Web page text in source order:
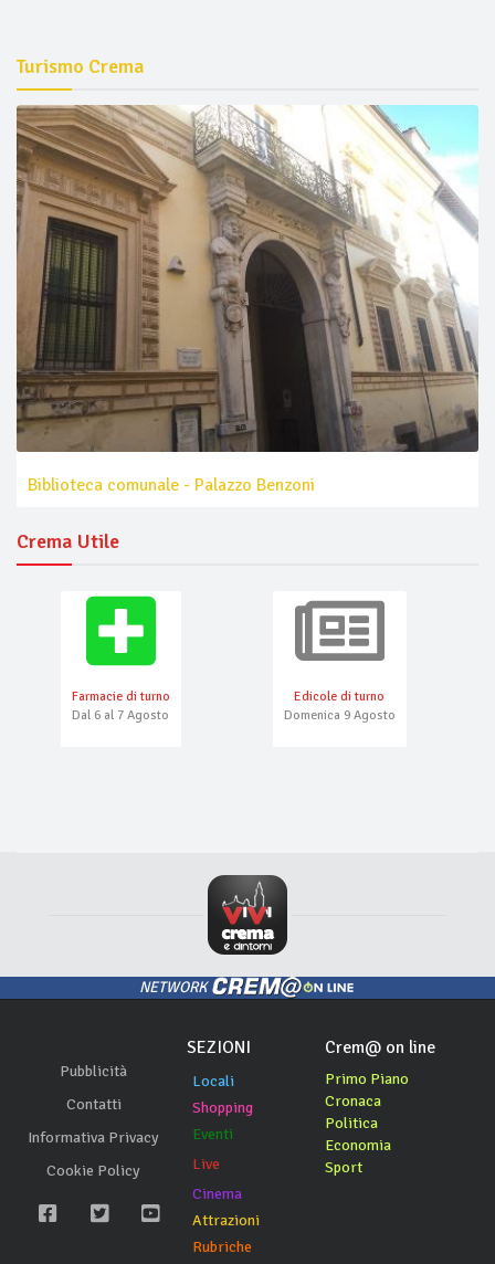
Turismo Crema
Biblioteca comunale - Palazzo Benzoni
Crema Utile
Farmacie di turno
Dal 6 al 7 Agosto
Edicole di turno
Domenica 9 Agosto
NETWORK
Pubblicità
Contatti
Informativa Privacy
Cookie Policy
SEZIONI
Locali
Shopping
Eventi
Live
Cinema
Attrazioni
Rubriche
Crem@ on line
Primo Piano
Cronaca
Politica
Economia
Sport